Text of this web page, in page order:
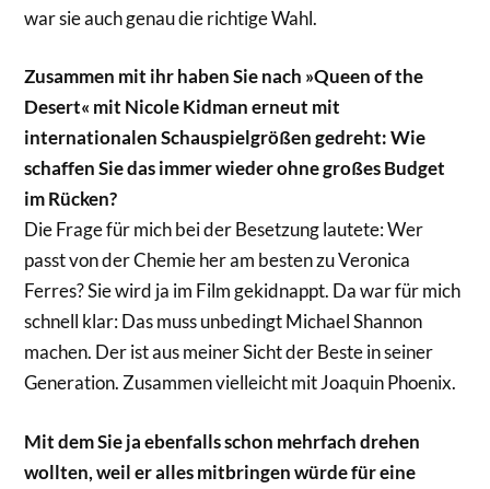
war sie auch genau die richtige Wahl.
Zusammen mit ihr haben Sie nach »Queen of the
Desert« mit Nicole Kidman erneut mit
internationalen Schauspielgrößen gedreht: Wie
schaffen Sie das immer wieder ohne großes Budget
im Rücken?
Die Frage für mich bei der Besetzung lautete: Wer
passt von der Chemie her am besten zu Veronica
Ferres? Sie wird ja im Film gekidnappt. Da war für mich
schnell klar: Das muss unbedingt Michael Shannon
machen. Der ist aus meiner Sicht der Beste in seiner
Generation. Zusammen vielleicht mit Joaquin Phoenix.
Mit dem Sie ja ebenfalls schon mehrfach drehen
wollten, weil er alles mitbringen würde für eine